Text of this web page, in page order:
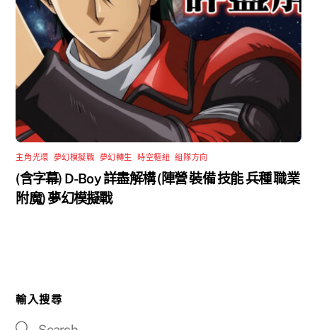
主角光環 夢幻模擬戰 夢幻轉生 時空樞紐 ,組隊方向
(含字幕) D-Boy 詳盡解構 (陣營 裝備 技能 兵種 職業
附魔) 夢幻模擬戰
輸入搜尋